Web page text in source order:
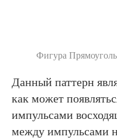
Фигура
Данный паттерн
как может
импульсами
между импульсами